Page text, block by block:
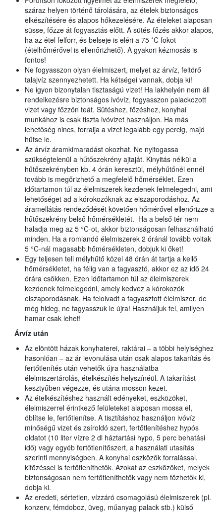
száraz helyen történő tárolására, az ételek biztonságos
elkészítésére és alapos hőkezelésére. Az ételeket alaposan
süsse, főzze át fogyasztás előtt. A sütés-főzés akkor alapos,
ha az étel felforr, és belseje is eléri a 75 ˚C fokot
(ételhőmérővel is ellenőrizhető). A gyakori kézmosás is
fontos!
Ne fogyasszon olyan élelmiszert, melyet az árvíz, feltörő
talajvíz szennyezhetett. Ha kétségei vannak, dobja ki!
Ne igyon bizonytalan tisztaságú vizet! Ha lakhelyén nem áll
rendelkezésre biztonságos ivóvíz, fogyasszon palackozott
vizet vagy főzzön teát. Sütéshez, főzéshez, konyhai
munkához is csak tiszta ivóvizet használjon. Ha más
lehetőség nincs, forralja a vizet legalább egy percig, majd
hűtse le.
Az árvíz áramkimaradást okozhat. Ne nyitogassa
szükségtelenül a hűtőszekrény ajtaját. Kinyitás nélkül a
hűtőszekrényben kb. 4 órán keresztül, mélyhűtőnél ennél
tovább is megőrizhető a megfelelő hőmérséklet. Ezen
időtartamon túl az élelmiszerek kezdenek felmelegedni, ami
lehetőséget ad a kórokozóknak az elszaporodáshoz. Az
áramellátás rendeződését követően hőmérővel ellenőrizze a
hűtőszekrény belső hőmérsékletét. Ha a belső tér nem
haladja meg az 5 °C-ot, akkor biztonságosan felhasználható
minden. Ha a romlandó élelmiszerek 2 óránál tovább voltak
5 °C-nál magasabb hőmérsékleten, dobjuk ki őket!
Egy teljesen teli mélyhűtő közel 48 órán át tartja a kellő
hőmérsékletet, ha félig van a fagyasztó, akkor ez az idő 24
órára csökken. Ezen időtartamon túl az élelmiszerek
kezdenek felmelegedni, amely kedvez a kórokozók
elszaporodásnak. Ha felolvadt a fagyasztott élelmiszer, de
még hideg, ne fagyasszuk le újra! Használjuk fel, amilyen
hamar csak lehet!
Árvíz után
Az elöntött házak konyhaterei, raktárai – a többi helyiséghez
hasonlóan – az ár levonulása után csak alapos takarítás és
fertőtlenítés után vehetők újra használatba
élelmiszertárolás, ételkészítés helyszínéül. A takarítást
kesztyűben végezze, és utána mosson kezet.
Az ételkészítéshez használt edényeket, eszközöket,
élelmiszerrel érintkező felületeket alaposan mossa el,
öblítse le, fertőtlenítse. A tisztításhoz használjon ivóvíz
minőségű vizet és zsíroldó szert, fertőtlenítéshez hypós
oldatot (10 liter vízre 2 dl háztartási hypo, 5 perc behatási
idő) vagy egyéb fertőtlenítőszert, a használati utasítás
szerinti mennyiségben. A konyhai eszközök forralással,
kifőzéssel is fertőtleníthetők. Azokat az eszközöket, melyek
biztonságosan nem fertőtleníthetők vagy nem főzhetők ki,
dobja ki.
Az eredeti, sértetlen, vízzáró csomagolású élelmiszerek (pl.
konzerv, fémdoboz, üveg, műanyag palack stb.) külső